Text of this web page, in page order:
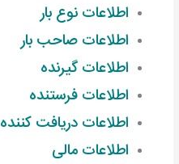
اطلاعات نوع بار
اطلاعات صاحب بار
اطلاعات گیرنده
اطلاعات فرستنده
اطلاعات دریافت کننده
اطلاعات مالی